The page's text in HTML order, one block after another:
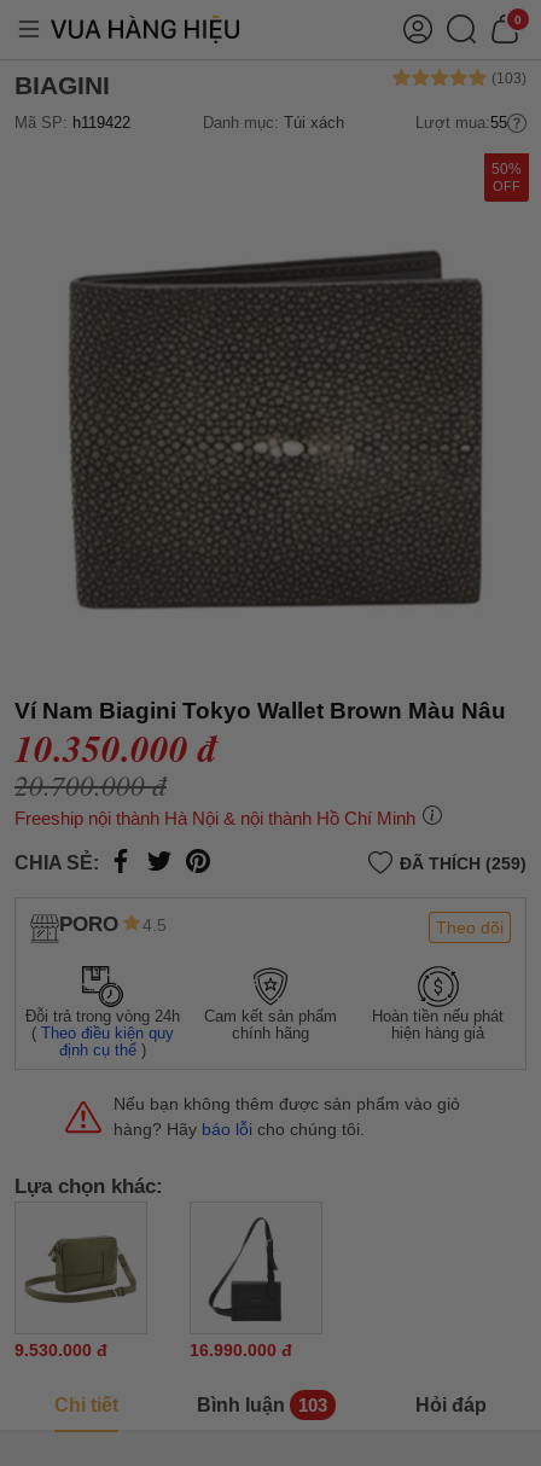
0
BIAGINI
Mã SP: h119422 Danh mục: Túi xách Lượt mua:55
50%
OFF
Ví Nam Biagini Tokyo Wallet Brown Màu Nâu
10.350.000 đ
20.700.000 đ
Freeship nội thành Hà Nội & nội thành Hồ Chí Minh
CHIA SẺ: ĐÃ THÍCH (259)
PORO 4.5 Theo dõi
Đỗi trả trong vòng 24h
(Theo điều kiện quy
định cụ thể )
Cam kết sản phẩm
chính hãng
Hoàn tiền nếu phát
hiện hàng giả
Nếu bạn không thêm được sản phẩm vào giỏ
hàng? Hãy báo lỗi cho chúng tôi.
Lựa chọn khác:
9.530.000 đ 16.990.000 đ
Chi tiết Bình luận 103 Hỏi đáp